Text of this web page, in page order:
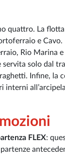
quattro. La
e Cavo.
Rio Marina
servita solo dal
Infine, la
interni
FLEX: